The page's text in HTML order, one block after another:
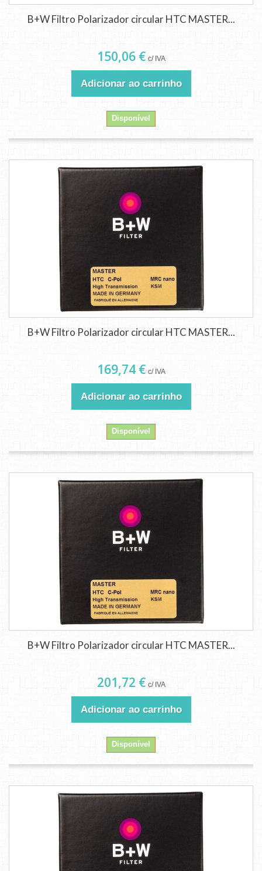
B+W Filtro Polarizador circular HTC MASTER...
150,06 € c/ IVA
Adicionar ao carrinho
Disponível
B+W Filtro Polarizador circular HTC MASTER...
169,74 € c/ IVA
Adicionar ao carrinho
Disponível
B+W Filtro Polarizador circular HTC MASTER...
201,72 € c/ IVA
Adicionar ao carrinho
Disponível